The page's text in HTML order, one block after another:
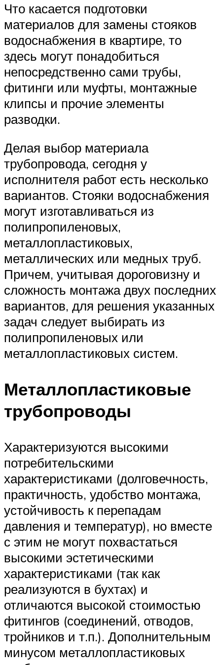
Что касается подготовки
материалов для замены стояков
водоснабжения в квартире, то
здесь могут понадобиться
непосредственно сами трубы,
фитинги или муфты, монтажные
клипсы и прочие элементы
разводки.
Делая выбор материала
трубопровода, сегодня у
исполнителя работ есть несколько
вариантов. Стояки водоснабжения
могут изготавливаться из
полипропиленовых,
металлопластиковых,
металлических или медных труб.
Причем, учитывая дороговизну и
сложность монтажа двух последних
вариантов, для решения указанных
задач следует выбирать из
полипропиленовых или
металлопластиковых систем.
Металлопластиковые
трубопроводы
Характеризуются высокими
потребительскими
характеристиками (долговечность,
практичность, удобство монтажа,
устойчивость к перепадам
давления и температур), но вместе
с этим не могут похвастаться
высокими эстетическими
характеристиками (так как
реализуются в бухтах) и
отличаются высокой стоимостью
фитингов (соединений, отводов,
тройников и т.п.). Дополнительным
минусом металлопластиковых